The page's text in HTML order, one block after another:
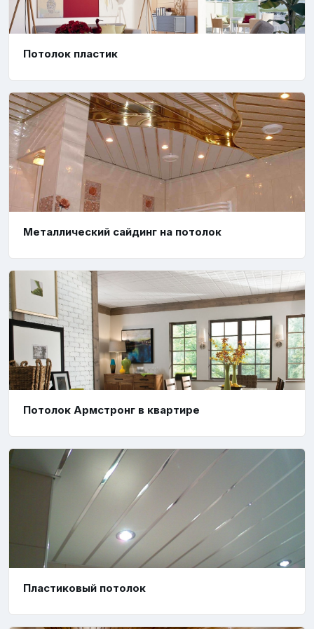
Потолок пластик
Металлический сайдинг на потолок
Потолок Армстронг в квартире
Пластиковый потолок